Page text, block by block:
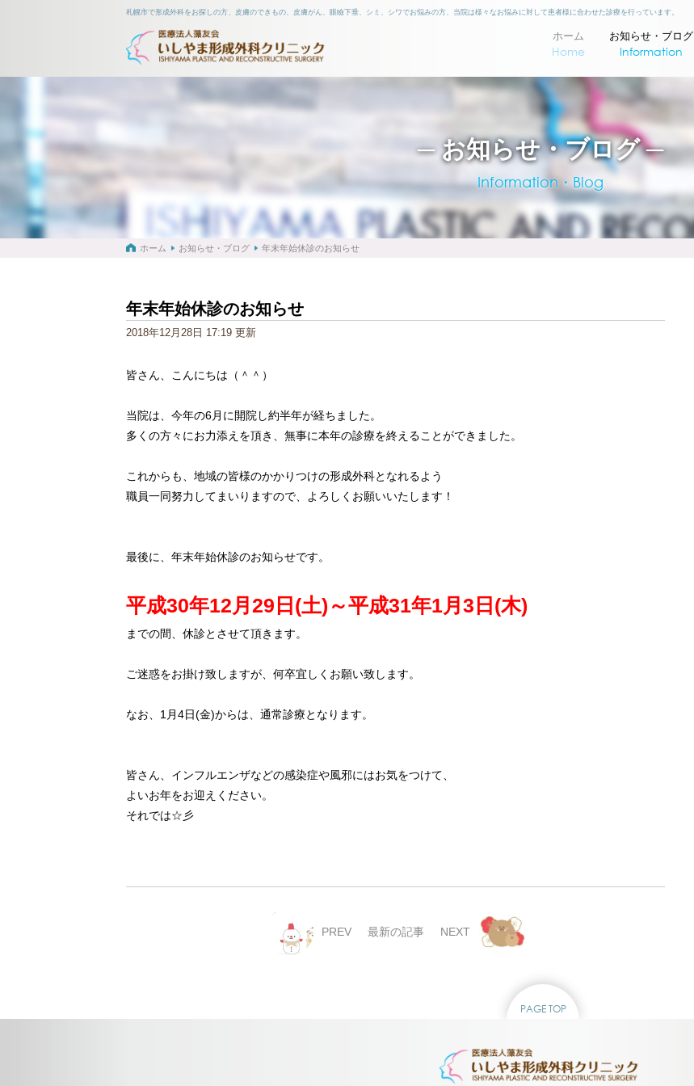
札幌市で形成外科をお探しの方、皮膚のできもの、皮膚がん、眼瞼下垂、シミ、シワでお悩みの方、当院は様々なお悩みに対して患者様に合わせた診療を行っています。
お知らせ・ブログ
Information
ホーム
Home
─ お知らせ・ブログ ─
Information・Blog
ホーム お知らせ・ブログ 年末年始休診のお知らせ
年末年始休診のお知らせ
2018年12月28日 17:19 更新
皆さん、こんにちは（＾＾）
当院は、今年の6月に開院し約半年が経ちました。
多くの方々にお力添えを頂き、無事に本年の診療を終えることができました。
これからも、地域の皆様のかかりつけの形成外科となれるよう
職員一同努力してまいりますので、よろしくお願いいたします！
最後に、年末年始休診のお知らせです。
平成30年12月29日(土)～平成31年1月3日(木)
までの間、休診とさせて頂きます。
ご迷惑をお掛け致しますが、何卒宜しくお願い致します。
なお、1月4日(金)からは、通常診療となります。
皆さん、インフルエンザなどの感染症や風邪にはお気をつけて、
よいお年をお迎えください。
それでは☆彡
PREV 最新の記事 NEXT
PAGE TOP